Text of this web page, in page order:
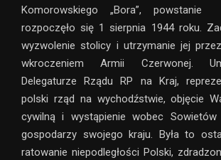
Komorowskiego „Bora”,
rozpoczęło się 1 sierpnia 1944 roku.
wyzwolenie stolicy i utrzymanie jej
wkroczeniem Armii Czerwonej.
Delegaturze Rządu RP na Kraj,
polski rząd na wychodźstwie, objęcie
cywilną i wystąpienie wobec
gospodarzy swojego kraju. Była to
ratowanie niepodległości Polski,